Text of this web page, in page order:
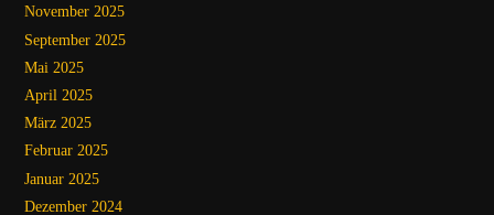
November 2025
September 2025
Mai 2025
April 2025
März 2025
Februar 2025
Januar 2025
Dezember 2024